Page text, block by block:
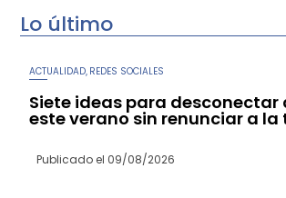
Lo último
ACTUALIDAD REDES SOCIALES
Siete ideas para desconectar
este verano sin renunciar a
Publicado el 09/08/2026